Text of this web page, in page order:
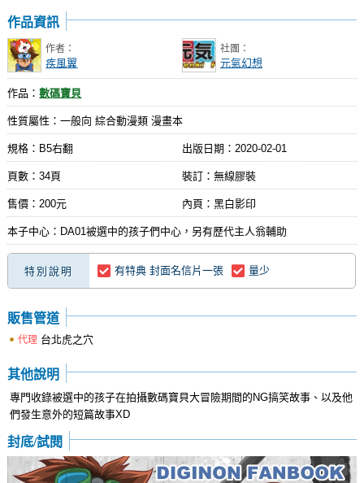
作品資訊
作者：
疾風翼
社團：
元氣幻想
作品：數碼寶貝
性質屬性：一般向 綜合動漫類 漫畫本
規格：B5右翻 出版日期： 2020-02-01
頁數：34頁 裝訂：無線膠裝
售價：200元 內頁：黑白影印
本子中心：DA01被選中的孩子們中心，另有歷代主人翁輔助
特別說明 有特典 封面名信片一張 量少
販售管道
代理 台北虎之穴
其他說明
專門收錄被選中的孩子在拍攝數碼寶貝大冒險期間的NG搞笑故事、以及他
們發生意外的短篇故事XD
封底/試閱